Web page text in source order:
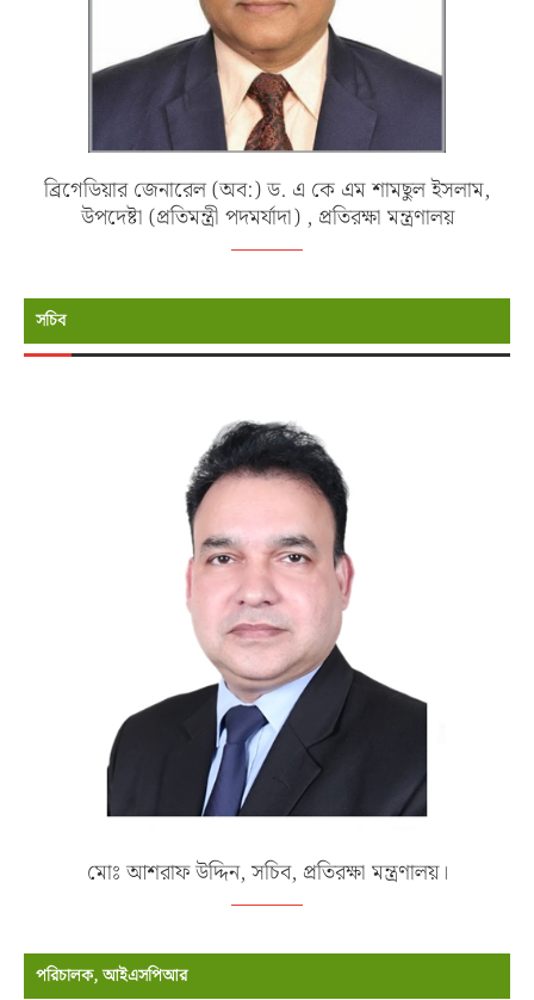
ব্রিগেডিয়ার জেনারেল (অব:) ড. এ কে এম শামছুল ইসলাম,
উপদেষ্টা (প্রতিমন্ত্রী পদমর্যাদা) , প্রতিরক্ষা মন্ত্রণালয়
সচিব
মোঃ আশরাফ উদ্দিন, সচিব, প্রতিরক্ষা মন্ত্রণালয়।
পরিচালক, আইএসপিআর